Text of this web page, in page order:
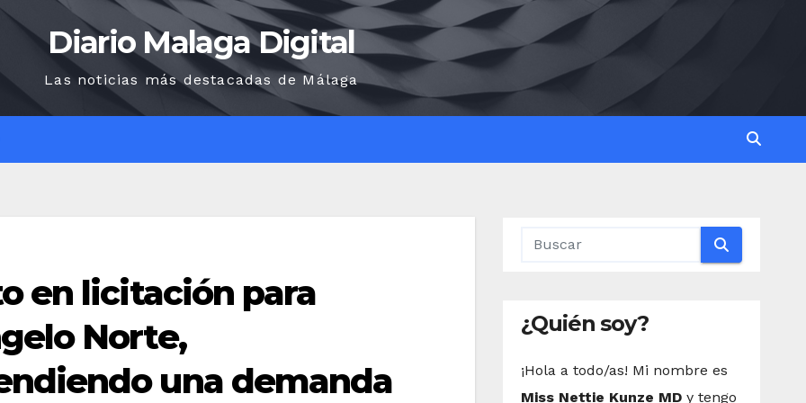
Diario Malaga Digital
Las noticias más destacadas de Málaga
en licitación para
Norte,
una demanda
¿Quién soy?
¡Hola a todo/as! Mi nombre es
Miss Nettie Kunze MDy tengo